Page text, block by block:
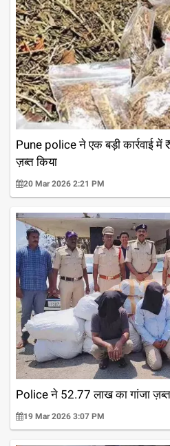
Pune police ने एक बड़ी कार्रवाई
ज़ब्त किया
20 Mar 2026 2:21 PM
Police ने 52.77 लाख का गांजा ज़ब्त
19 Mar 2026 3:07 PM